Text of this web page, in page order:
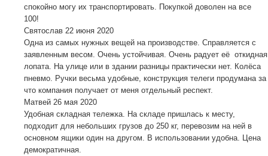
спокойно могу их транспортировать. Покупкой доволен на все
100!
Святослав 22 июня 2020
Одна из самых нужных вещей на производстве. Справляется с
заявленным весом. Очень устойчивая. Очень радует её откидная
лопата. На улице или в здании разницы практически нет. Колёса
пневмо. Ручки весьма удобные, конструкция телеги продумана за
что компания получает от меня отдельный респект.
Матвей 26 мая 2020
Удобная складная тележка. На складе пришлась к месту,
подходит для небольших грузов до 250 кг, перевозим на ней в
основном ящики один на другом. В использовании удобна. Цена
демократичная.